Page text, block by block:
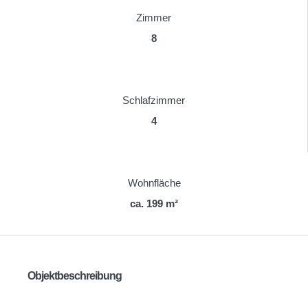
Zimmer
8
Schlafzimmer
4
Wohnfläche
ca. 199 m²
Objektbeschreibung